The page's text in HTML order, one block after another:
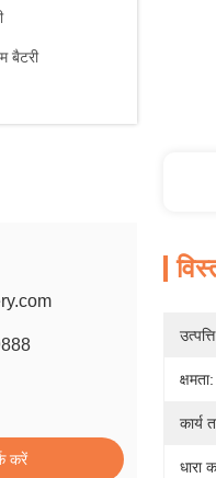
बैटरी
करें
क्षमता:
कार्य
धारा